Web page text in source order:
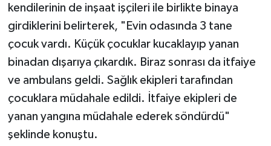
kendilerinin de inşaat işçileri ile birlikte binaya
girdiklerini belirterek, "Evin odasında 3 tane
çocuk vardı. Küçük çocuklar kucaklayıp yanan
binadan dışarıya çıkardık. Biraz sonrası da itfaiye
ve ambulans geldi. Sağlık ekipleri tarafından
çocuklara müdahale edildi. İtfaiye ekipleri de
yanan yangına müdahale ederek söndürdü"
şeklinde konuştu.